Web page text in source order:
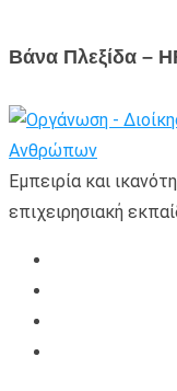
Βάνα Πλεξίδα –
Εμπειρία και
επιχειρησιακή